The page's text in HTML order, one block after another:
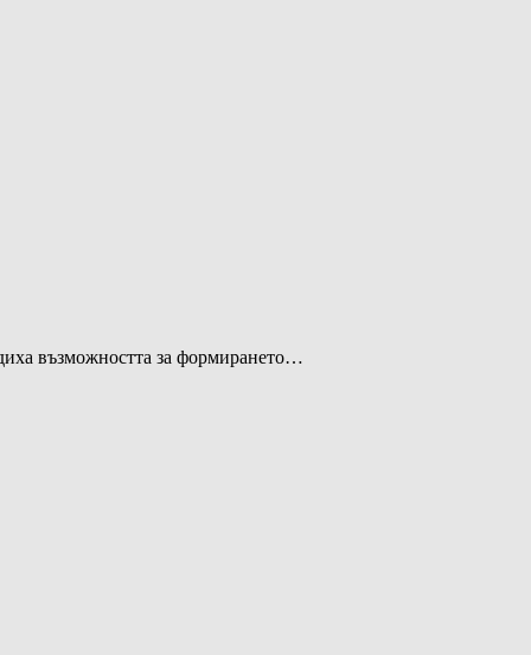
възможността за формирането…